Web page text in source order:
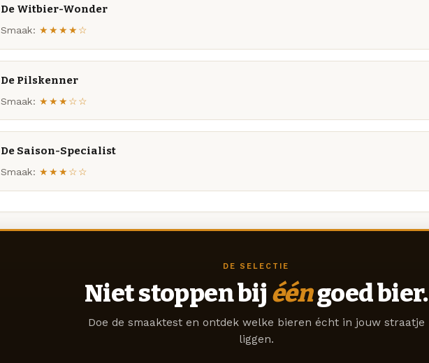
De Witbier-Wonder
Smaak: ★★★★☆
De Pilskenner
Smaak: ★★★☆☆
De Saison-Specialist
Smaak: ★★★☆☆
DE SELECTIE
Niet stoppen bij ééngoed bier.
Doe de smaaktest en ontdek welke bieren écht in jouw straatje
liggen.